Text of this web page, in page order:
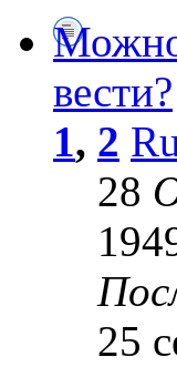
Можно
вести?
1, 2
28
25